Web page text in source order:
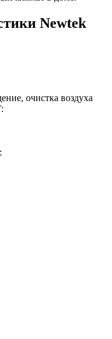
Newtek
очистка воздуха